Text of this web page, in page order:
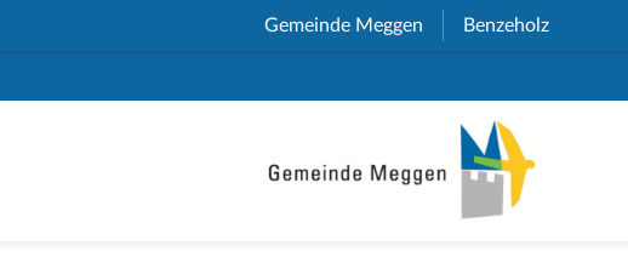
Gemeinde Meggen (External Link)
Benzeholz(External